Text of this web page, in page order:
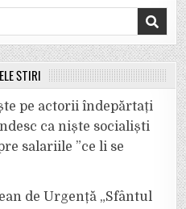
ȘTIRI
pe actorii îndepărtați
ca niște socialiști
salariile ”ce li se
de Urgență „Sfântul